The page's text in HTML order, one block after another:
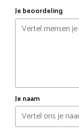
Je beoordeling
Je naam